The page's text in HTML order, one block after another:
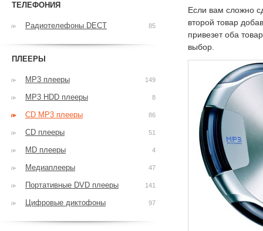
Если вам сложно
второй товар
привезет оба
выбор.
ТЕЛЕФОНИЯ
Радиотелефоны DECT 85
ПЛЕЕРЫ
MP3 плееры 149
MP3 HDD плееры 8
CD MP3 плееры 86
CD плееры 51
MD плееры 4
Медиаплееры 47
Портативные DVD плееры 141
Цифровые диктофоны 97